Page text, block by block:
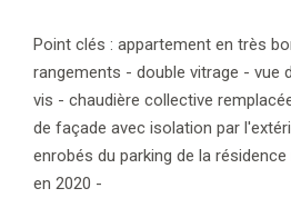
Point clés : appartement en très
rangements - double vitrage - vue
vis - chaudière collective
de façade avec isolation par
enrobés du parking de la
en 2020 -